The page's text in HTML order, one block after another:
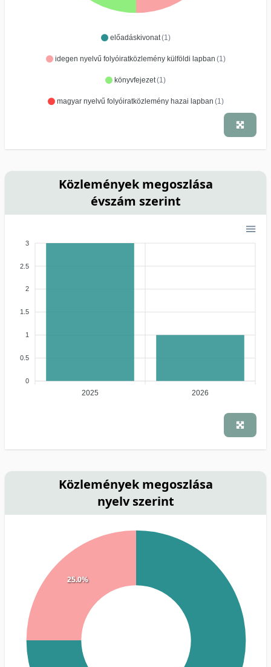
előadáskivonat(1)
idegen nyelvű folyóiratközlemény külföldi lapban (1)
könyvfejezet(1)
magyar nyelvű folyóiratközlemény hazai lapban (1)
Közlemények megoszlása
évszám szerint
3
2.5
2
1.5
1
0.5
0
2025 2026
Közlemények megoszlása
nyelv szerint
25.0%